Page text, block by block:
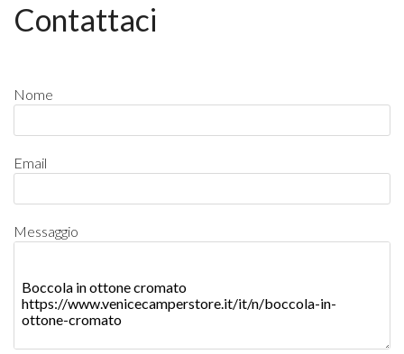
Contattaci
Nome
Email
Messaggio